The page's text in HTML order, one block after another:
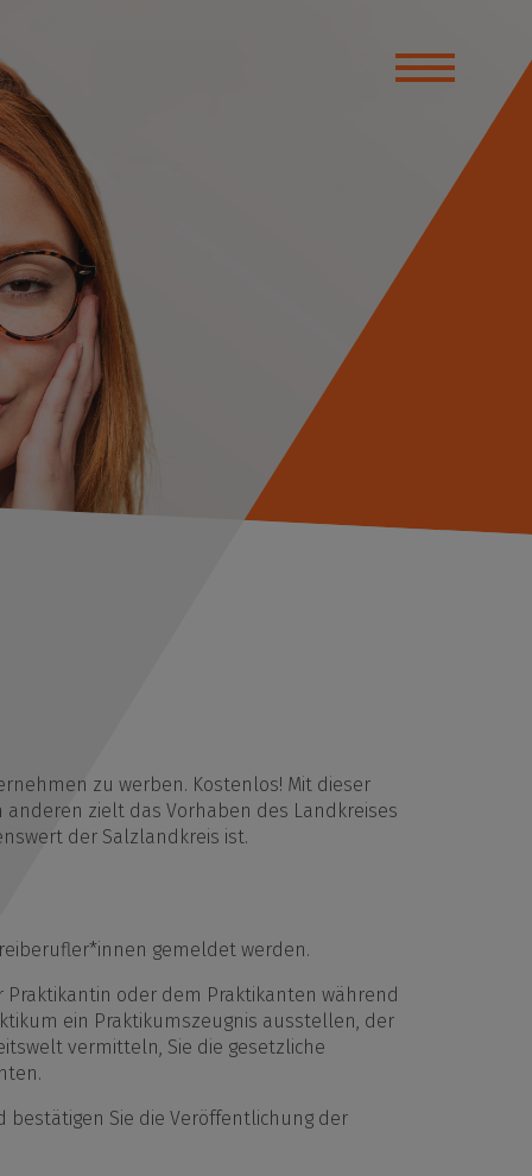
zu werben. Kostenlos! Mit dieser
zielt das Vorhaben des Landkreises
der Salzlandkreis ist.
gemeldet werden.
oder dem Praktikanten während
ein Praktikumszeugnis ausstellen, der
vermitteln, Sie die gesetzliche
Sie die Veröffentlichung der